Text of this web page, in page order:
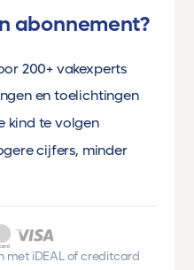
abonnement?
200+ vakexperts
en toelichtingen
kind te volgen
cijfers, minder
met iDEAL of creditcard